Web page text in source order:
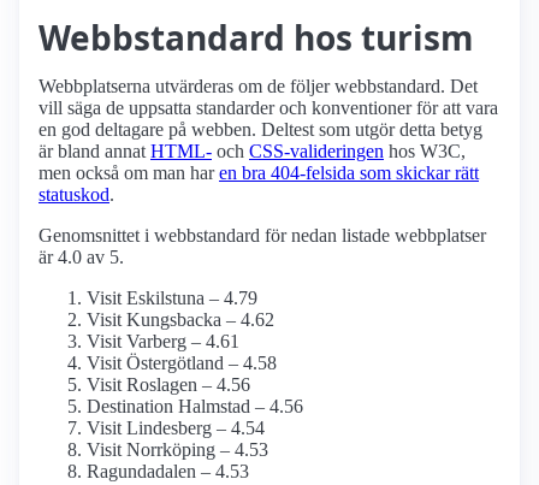
Webbstandard hos turism
Webbplatserna utvärderas om de följer webbstandard. Det
vill säga de uppsatta standarder och konventioner för att vara
en god deltagare på webben. Deltest som utgör detta betyg
är bland annat HTML- och CSS-valideringen hos W3C,
men också om man haren bra 404-felsida som skickar rätt
statuskod.
Genomsnittet i webbstandard för nedan listade webbplatser
är 4.0 av 5.
Visit Eskilstuna – 4.79
Visit Kungsbacka – 4.62
Visit Varberg – 4.61
Visit Östergötland – 4.58
Visit Roslagen – 4.56
Destination Halmstad – 4.56
Visit Lindesberg – 4.54
Visit Norrköping – 4.53
Ragundadalen – 4.53